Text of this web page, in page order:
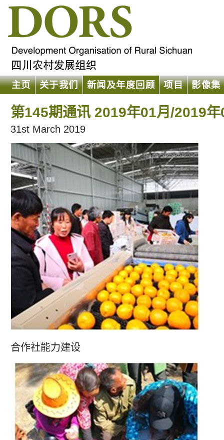
主页 关于我们 新闻及年度回顾 项目 影像集
第145期通讯 2019年01月/2019年
31st March 2019
合作社能力建设